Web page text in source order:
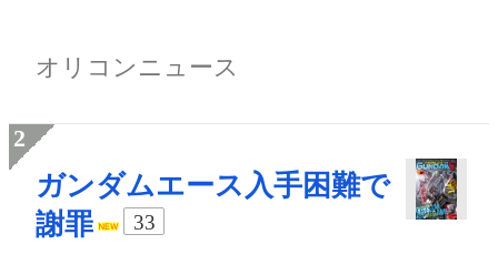
オリコンニュース
ガンダムエース入手困難で
謝罪
33